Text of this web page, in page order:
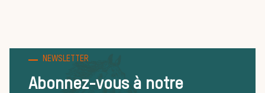
Règles et
NEWSLETTER
Abonnez-vous à notre